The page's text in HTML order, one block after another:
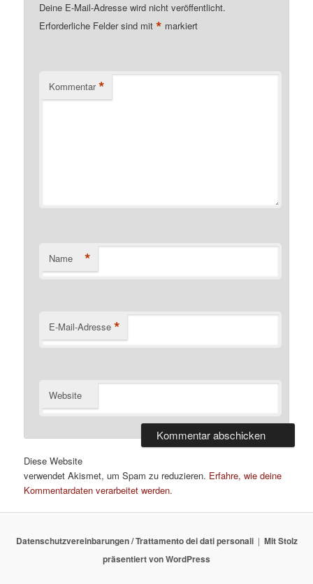
Deine E-Mail-Adresse wird nicht veröffentlicht.
Erforderliche Felder sind mit* markiert
Kommentar *
Name *
E-Mail-Adresse *
Website
Diese Website
verwendet Akismet, um Spam zu reduzieren. Erfahre, wie deine
Kommentardaten verarbeitet werden.
Datenschutzvereinbarungen / Trattamento dei dati personali
Mit Stolz
präsentiert von WordPress